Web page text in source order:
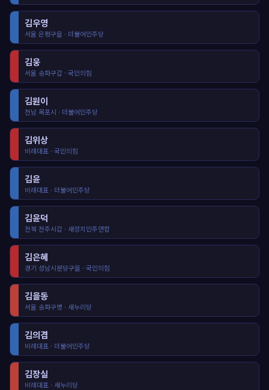
김우영
서울 은평구을 · 더불어민주당
김웅
서울 송파구갑 · 국민의힘
김원이
전남 목포시 · 더불어민주당
김위상
비례대표 · 국민의힘
김윤
비례대표 · 더불어민주당
김윤덕
전북 전주시갑 · 새정치민주연합
김은혜
경기 성남시분당구을 · 국민의힘
김을동
서울 송파구병 · 새누리당
김의겸
비례대표 · 더불어민주당
김장실
비례대표 · 새누리당